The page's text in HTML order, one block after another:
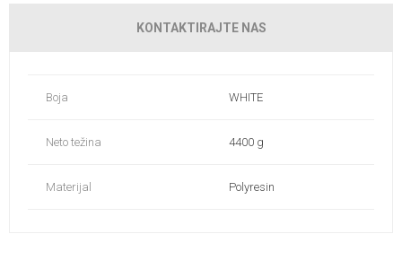
KONTAKTIRAJTE NAS
Boja WHITE
Neto težina 4400 g
Materijal Polyresin